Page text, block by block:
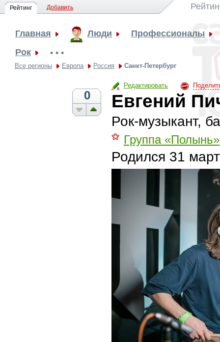
Рейтинг Добавить
Главная Люди
Профессионалы
Рок
• • •
Все регионы Европа Россия Санкт-Петербург
Редактировать
0 Евгений
Рок-музыкант,
⚝ Группа «Полынь»
Родился 31